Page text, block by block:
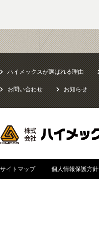
ハイメックスが選ばれる理由
お問い合わせ お知らせ
サイトマップ 個人情報保護方針